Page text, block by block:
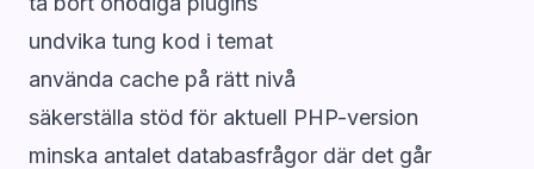
undvika tung kod i temat
använda cache på rätt nivå
säkerställa stöd för aktuell PHP-version
minska antalet databasfrågor där det går